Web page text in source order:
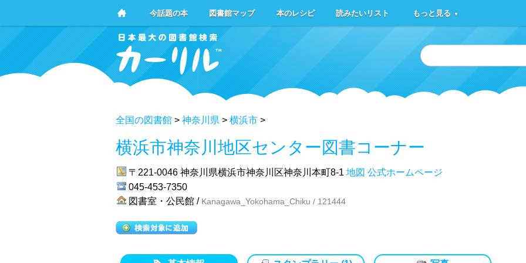
今話題の本 図書館マップ 本のレシピ 読みたいリスト もっと見る ▼
全国の図書館 > 神奈川県 > 横浜市 >
横浜市神奈川地区センター図書コーナー
〒221-0046 神奈川県横浜市神奈川区神奈川本町8-1 地図 公式ホームページ
045-453-7350
図書室・公民館 / Kanagawa_Yokohama_Chiku / 121444